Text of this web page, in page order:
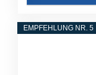
EMPFEHLUNG NR. 5